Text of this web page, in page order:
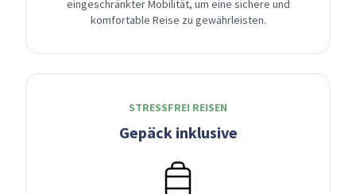
eingeschränkter Mobilität, um eine sichere und
komfortable Reise zu gewährleisten.
STRESSFREI REISEN
Gepäck inklusive